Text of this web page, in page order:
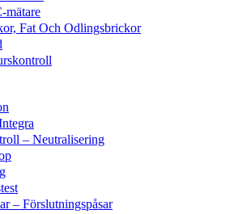
mätare
Fat Och Odlingsbrickor
– Neutralisering
– Förslutningspåsar